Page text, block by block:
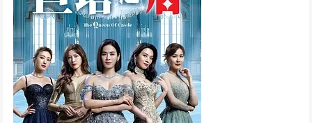
清明上河图密码 (2024)
309995次播放
难哄 (2024)
294354次播放